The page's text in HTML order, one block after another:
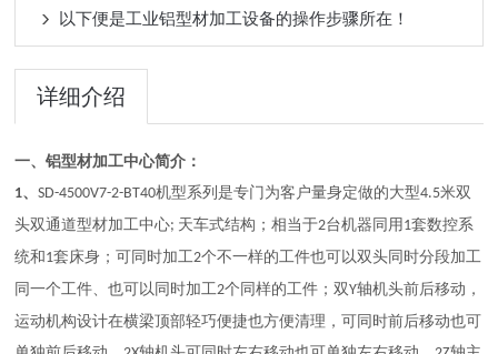
以下便是工业铝型材加工设备的操作步骤所在！
详细介绍
一、铝型材加工中心简介：
1、SD-4500V7-2-BT40机型系列是专门为客户量身定做的大型4.5米双
头双通道型材加工中心; 天车式结构；相当于2台机器同用 1套数控系
统和 1套床身；可同时加工2个不一样的工件也可以双头同时分段加工
同一个工件、也可以同时加工2个同样的工件；双Y轴机头前后移动 ，
运动机构设计在横梁顶部轻巧便捷也方便清理，可同时前后移动也可